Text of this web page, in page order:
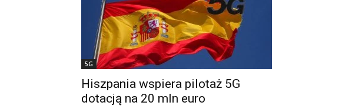
5G
Hiszpania wspiera pilotaż 5G
dotacją na 20 mln euro